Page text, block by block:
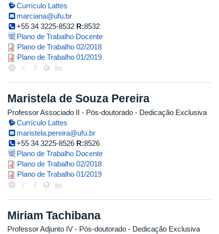
Currículo Lattes
marciana@ufu.br
+55 34 3225-8532 R:8532
Plano de Trabalho Docente
2018_2_marciana.pdf
Plano de Trabalho 02/2018
marciana.pdf
Plano de Trabalho 01/2019
Maristela de Souza Pereira
Professor Associado II - Pós-doutorado - Dedicação Exclusiva
Currículo Lattes
maristela.pereira@ufu.br
+55 34 3225-8526 R:8526
Plano de Trabalho Docente
maristela.pdf
Plano de Trabalho 02/2018
maristela.pdf
Plano de Trabalho 01/2019
Miriam Tachibana
Professor Adjunto IV - Pós-doutorado - Dedicação Exclusiva